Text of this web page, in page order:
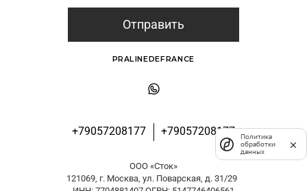
Отправить
+79057208177 +79057208177
PRALINEDEFRANCE
ООО «Сток»
121069, г. Москва, ул. Поварская, д. 31/29
Политика
обработки
данных